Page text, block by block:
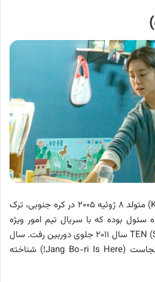
کیم جی یونگ (Kim Ji-young) متولد ۸ ژوئیه ۲۰۰۵ در کره جنوبی، ترک
سئول بوده که با سریال تیم امور ویژه
TEN (Special Affairs Team TEN) سال ۲۰۱۱ جلوی دوربین رفت. سال
۲۰۱۴ با سریال جانگ بوری اینجاست (Jang Bo-ri Is Here!) شناخته